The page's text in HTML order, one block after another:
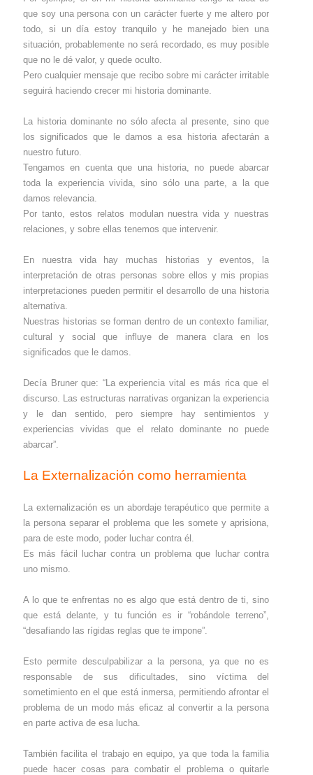
que soy una persona con un carácter fuerte y me altero por
todo, si un día estoy tranquilo y he manejado bien una
situación, probablemente no será recordado, es muy posible
que no le dé valor, y quede oculto.
Pero cualquier mensaje que recibo sobre mi carácter irritable
seguirá haciendo crecer mi historia dominante.
La historia dominante no sólo afecta al presente, sino que
los significados que le damos a esa historia afectarán a
nuestro futuro.
Tengamos en cuenta que una historia, no puede abarcar
toda la experiencia vivida, sino sólo una parte, a la que
damos relevancia.
Por tanto, estos relatos modulan nuestra vida y nuestras
relaciones, y sobre ellas tenemos que intervenir.
En nuestra vida hay muchas historias y eventos, la
interpretación de otras personas sobre ellos y mis propias
interpretaciones pueden permitir el desarrollo de una historia
alternativa.
Nuestras historias se forman dentro de un contexto familiar,
cultural y social que influye de manera clara en los
significados que le damos.
Decía Bruner que: “La experiencia vital es más rica que el
discurso. Las estructuras narrativas organizan la experiencia
y le dan sentido, pero siempre hay sentimientos y
experiencias vividas que el relato dominante no puede
abarcar”.
La Externalización como herramienta
La externalización es un abordaje terapéutico que permite a
la persona separar el problema que les somete y aprisiona,
para de este modo, poder luchar contra él.
Es más fácil luchar contra un problema que luchar contra
uno mismo.
A lo que te enfrentas no es algo que está dentro de ti, sino
que está delante, y tu función es ir “robándole terreno”,
“desafiando las rígidas reglas que te impone”.
Esto permite desculpabilizar a la persona, ya que no es
responsable de sus dificultades, sino víctima del
sometimiento en el que está inmersa, permitiendo afrontar el
problema de un modo más eficaz al convertir a la persona
en parte activa de esa lucha.
También facilita el trabajo en equipo, ya que toda la familia
puede hacer cosas para combatir el problema o quitarle